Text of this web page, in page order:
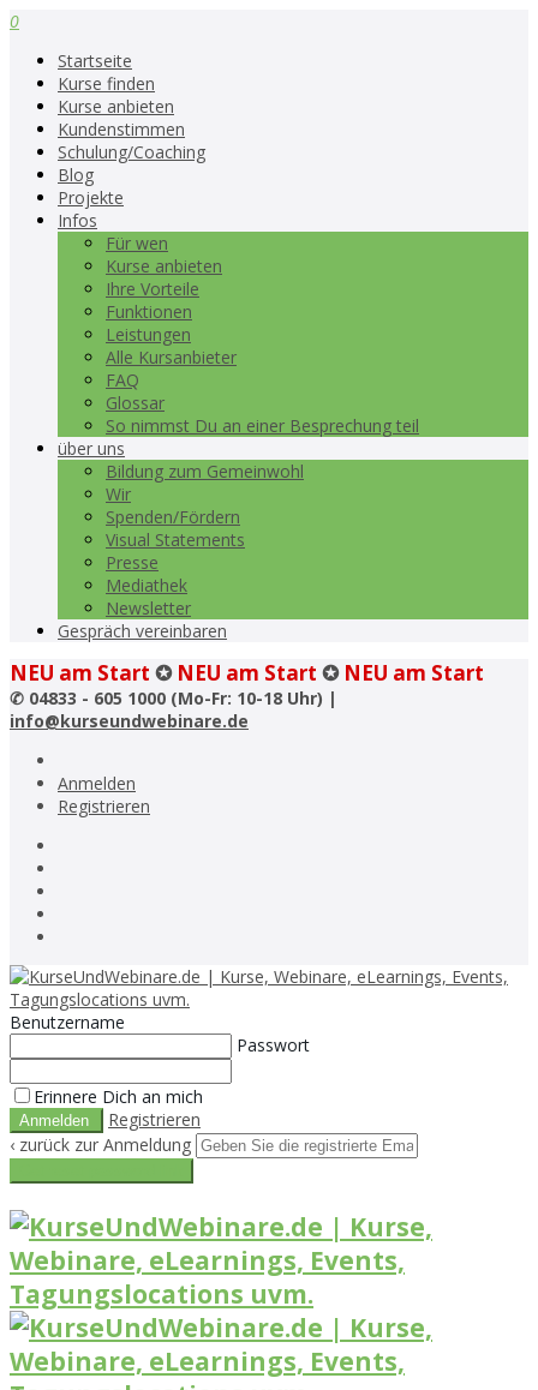
0
Startseite
Kurse finden
Kurse anbieten
Kundenstimmen
Schulung/Coaching
Blog
Projekte
Infos
Für wen
Kurse anbieten
Ihre Vorteile
Funktionen
Leistungen
Alle Kursanbieter
FAQ
Glossar
So nimmst Du an einer Besprechung teil
über uns
Bildung zum Gemeinwohl
Wir
Spenden/Fördern
Visual Statements
Presse
Mediathek
Newsletter
Gespräch vereinbaren
NEU am Start ✪ NEU am Start ✪ NEU am Start
✆ 04833 - 605 1000 (Mo-Fr: 10-18 Uhr) |
info@kurseundwebinare.de
Anmelden
Registrieren
Benutzername
Passwort
Erinnere Dich an mich
Registrieren
‹ zurück zur Anmeldung